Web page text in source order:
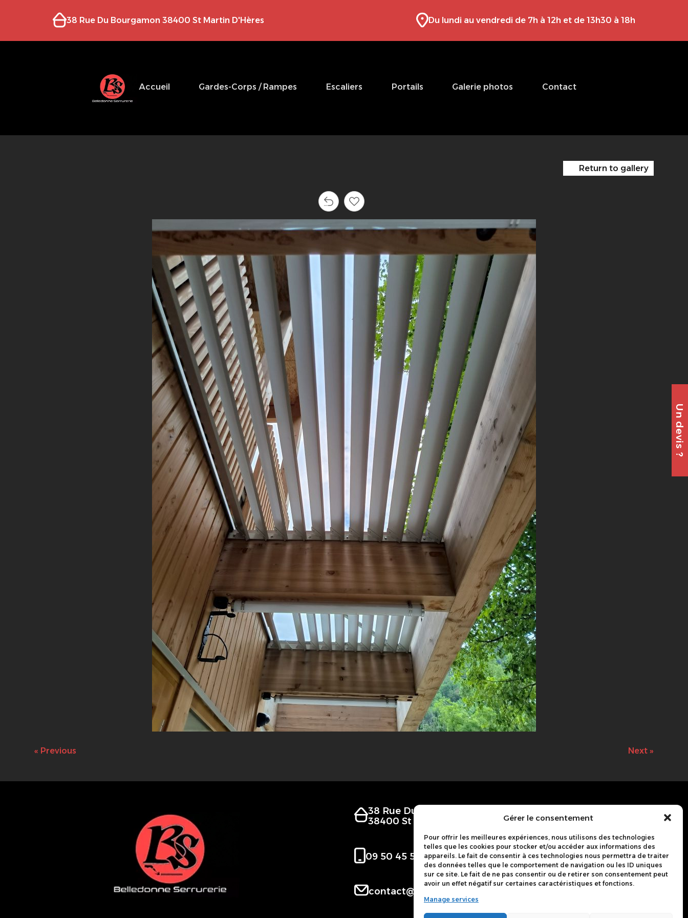
Gérer le consentement
Pour offrir les meilleures expériences, nous utilisons des technologies
telles que les cookies pour stocker et/ou accéder aux informations des
appareils. Le fait de consentir à ces technologies nous permettra de traiter
des données telles que le comportement de navigation ou les ID uniques
sur ce site. Le fait de ne pas consentir ou de retirer son consentement peut
avoir un effet négatif sur certaines caractéristiques et fonctions.
Manage services
38 Rue Du Bourgamon 38400 St Martin D'Hères Du lundi au vendredi de 7h à 12h et de 13h30 à 18h
Accueil Gardes-Corps / Rampes Escaliers Portails Galerie photos Contact
Return to gallery
« Previous Next »
38 Rue Du Bourgamon
38400 St Martin D'Hères
09 50 45 50 47
contact@belledonne-serrurerie.fr
Un devis ?